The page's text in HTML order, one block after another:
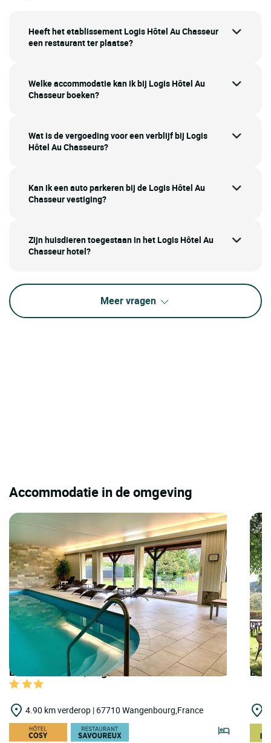
Heeft het etablissement Logis Hôtel Au Chasseur
een restaurant ter plaatse?
Welke accommodatie kan ik bij Logis Hôtel Au
Chasseur boeken?
Wat is de vergoeding voor een verblijf bij Logis
Hôtel Au Chasseurs?
Kan ik een auto parkeren bij de Logis Hôtel Au
Chasseur vestiging?
Zijn huisdieren toegestaan in het Logis Hôtel Au
Chasseur hotel?
Meer vragen
Accommodatie in de omgeving
LOGIS HOTELS | Logis Hôtel Parc Hôtel
4.90 km verderop | 67710 Wangenbourg,France